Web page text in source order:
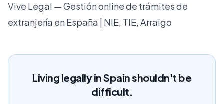
Vive Legal — Gestión online de trámites de
extranjería en España | NIE, TIE, Arraigo
Living legally in Spain shouldn't be
difficult.